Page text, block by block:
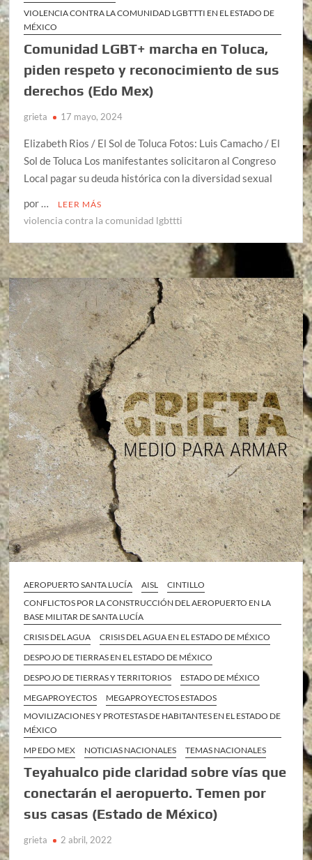
VIOLENCIA CONTRA LA COMUNIDAD LGBTTTI EN EL ESTADO DE
MÉXICO
Comunidad LGBT+ marcha en Toluca,
piden respeto y reconocimiento de sus
derechos (Edo Mex)
grieta 17 mayo, 2024
Elizabeth Rios / El Sol de Toluca Fotos: Luis Camacho / El
Sol de Toluca Los manifestantes solicitaron al Congreso
Local pagar su deuda histórica con la diversidad sexual
por …
LEER MÁS
violencia contra la comunidad lgbttti
AEROPUERTO SANTA LUCÍA AISL
CINTILLO
CONFLICTOS POR LA CONSTRUCCIÓN DEL AEROPUERTO EN LA
BASE MILITAR DE SANTA LUCÍA
CRISIS DEL AGUA
CRISIS DEL AGUA EN EL ESTADO DE MÉXICO
DESPOJO DE TIERRAS EN EL ESTADO DE MÉXICO
DESPOJO DE TIERRAS Y TERRITORIOS
ESTADO DE MÉXICO
MEGAPROYECTOS
MEGAPROYECTOS ESTADOS
MOVILIZACIONES Y PROTESTAS DE HABITANTES EN EL ESTADO DE
MÉXICO
MP EDO MEX
NOTICIAS NACIONALES TEMAS NACIONALES
Teyahualco pide claridad sobre vías que
conectarán el aeropuerto. Temen por
sus casas (Estado de México)
grieta 2 abril, 2022